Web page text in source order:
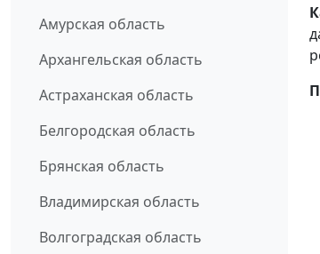
Амурская область
Архангельская область
Астраханская область
Белгородская область
Брянская область
Владимирская область
Волгоградская область